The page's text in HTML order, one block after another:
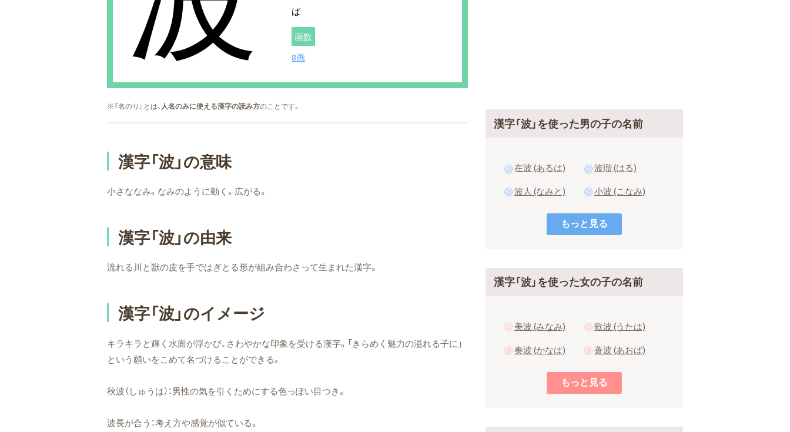
ば
画数
8画
※『名のり』とは、 人名のみに使える漢字の読み方のことです。
漢字「波」の意味
小さななみ。なみのように動く。広がる。
漢字「波」の由来
流れる川と獣の皮を手ではぎとる形が組み合わさって生まれた漢字。
漢字「波」のイメージ
キラキラと輝く水面が浮かび、さわやかな印象を受ける漢字。「きらめく魅力の溢れる子に」
という願いをこめて名づけることができる。
秋波（しゅうは）：男性の気を引くためにする色っぽい目つき。
波長が合う：考え方や感覚が似ている。
漢字「波」を使った男の子の名前
在波 (あるは)
波瑠 (はる)
波人 (なみと)
小波 (こなみ)
漢字「波」を使った女の子の名前
美波 (みなみ)
歌波 (うたは)
奏波 (かなは)
蒼波 (あおば)